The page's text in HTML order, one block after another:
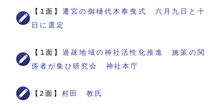
【1面】遷宮の御樋代木奉曳式 六月九日と十
日に選定
【1面】過疎地域の神社活性化推進 施策の関
係者が集ひ研究会 神社本庁
【2面】 村田 教氏